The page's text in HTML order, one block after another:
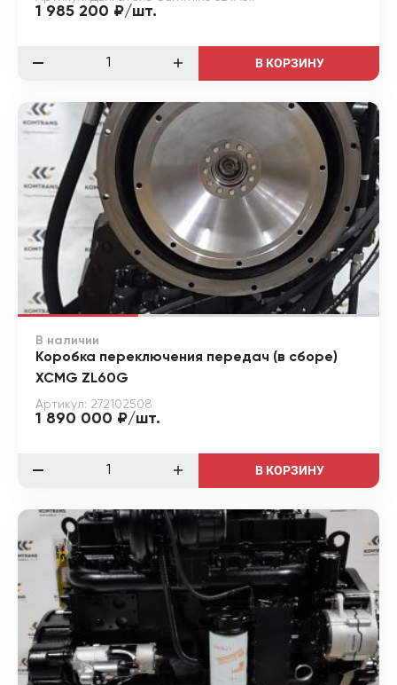
1 985 200 ₽/шт.
В КОРЗИНУ
В наличии
Коробка переключения передач (в сборе)
XCMG ZL60G
Артикул: 272102508
1 890 000 ₽/шт.
В КОРЗИНУ